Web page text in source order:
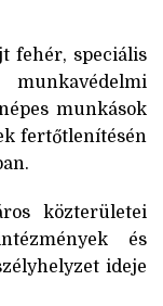
fehér, speciális
munkások
fertőtlenítésén
közterületei
és
ideje